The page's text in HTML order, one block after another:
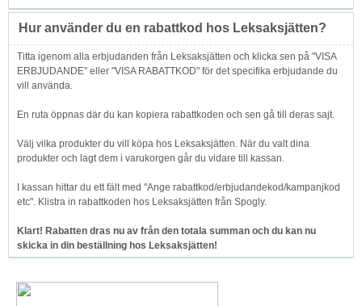
Hur använder du en rabattkod hos Leksaksjätten?
Titta igenom alla erbjudanden från Leksaksjätten och klicka sen på "VISA
ERBJUDANDE" eller "VISA RABATTKOD" för det specifika erbjudande du
vill använda.
En ruta öppnas där du kan kopiera rabattkoden och sen gå till deras sajt.
Välj vilka produkter du vill köpa hos Leksaksjätten. När du valt dina
produkter och lagt dem i varukorgen går du vidare till kassan.
I kassan hittar du ett fält med "Ange rabattkod/erbjudandekod/kampanjkod
etc". Klistra in rabattkoden hos Leksaksjätten från Spogly.
Klart! Rabatten dras nu av från den totala summan och du kan nu
skicka in din beställning hos Leksaksjätten!